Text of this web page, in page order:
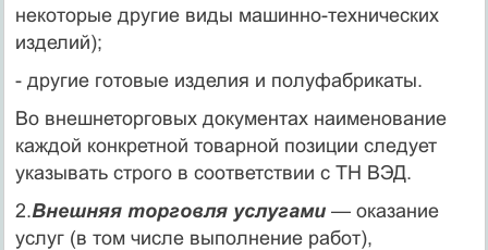
некоторые другие виды ма­шинно-технических
изделий);
- другие готовые изделия и полуфабрикаты.
Во внешнеторговых документах наименование
каждой конкрет­ной товарной позиции следует
указывать строго в соответствии с ТН ВЭД.
2.Внешняя торговля услугами — оказание
услуг (в том числе выпол­нение работ),